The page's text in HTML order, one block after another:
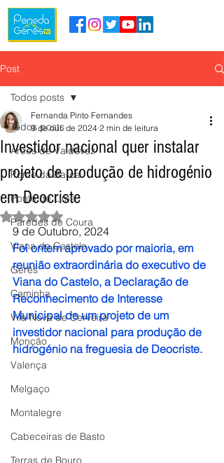
Post
Todos posts
Arcos de Valdevez
Ponte da Barca
Ponte de Lima
Paredes de Coura
Viana do Castelo
Gerês
Caminha
Vila Nova de Cerveira
Monção
Valença
Melgaço
Montalegre
Cabeceiras de Basto
Terras de Bouro
Todos posts
Investidor nacional quer instalar
projeto de produção de hidrogénio
em Deocriste
Fernanda Pinto Fernandes
9 de out. de 2024 2 min de leitura
Avaliado com NaN de 5 estrelas.
9 de Outubro, 2024
Foi ontem aprovado por maioria, em
reunião extraordinária do executivo de
Viana do Castelo, a Declaração de
Reconhecimento de Interesse
Municipal de um projeto de um
investidor nacional para produção de
hidrogénio na freguesia de Deocriste.